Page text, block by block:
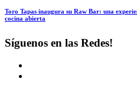
Toro Tapas inaugura su Raw Bar: una
cocina abierta
Síguenos en las Redes!